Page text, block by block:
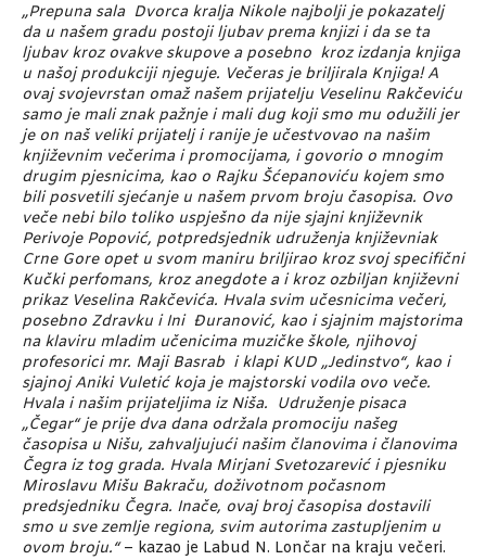
„Prepuna sala Dvorca kralja Nikole najbolji je pokazatelj
da u našem gradu postoji ljubav prema knjizi i da se ta
ljubav kroz ovakve skupove a posebno kroz izdanja knjiga
u našoj produkciji njeguje. Večeras je briljirala Knjiga! A
ovaj svojevrstan omaž našem prijatelju Veselinu Rakčeviću
samo je mali znak pažnje i mali dug koji smo mu odužili jer
je on naš veliki prijatelj i ranije je učestvovao na našim
književnim večerima i promocijama, i govorio o mnogim
drugim pjesnicima, kao o Rajku Šćepanoviću kojem smo
bili posvetili sjećanje u našem prvom broju časopisa. Ovo
veče nebi bilo toliko uspješno da nije sjajni književnik
Perivoje Popović, potpredsjednik udruženja književniak
Crne Gore opet u svom maniru briljirao kroz svoj specifični
Kučki perfomans, kroz anegdote a i kroz ozbiljan književni
prikaz Veselina Rakčevića. Hvala svim učesnicima večeri,
posebno Zdravku i Ini Đuranović, kao i sjajnim majstorima
na klaviru mladim učenicima muzičke škole, njihovoj
profesorici mr. Maji Basrab i klapi KUD „Jedinstvo“, kao i
sjajnoj Aniki Vuletić koja je majstorski vodila ovo veče.
Hvala i našim prijateljima iz Niša. Udruženje pisaca
„Čegar“ je prije dva dana održala promociju našeg
časopisa u Nišu, zahvaljujući našim članovima i članovima
Čegra iz tog grada. Hvala Mirjani Svetozarević i pjesniku
Miroslavu Mišu Bakraču, doživotnom počasnom
predsjedniku Čegra. Inače, ovaj broj časopisa dostavili
smo u sve zemlje regiona, svim autorima zastupljenim u
ovom broju.“– kazao je Labud N. Lončar na kraju večeri.